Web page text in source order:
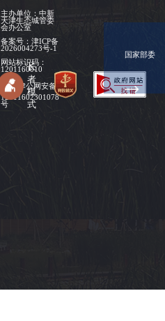
主办单位：中新
天津生态城管委
会办公室
备案号： 津ICP备
2026004273号-1
网站标识码：
1201160010
津公网安备
12011602301078
号
长
者
模
式
国家部委